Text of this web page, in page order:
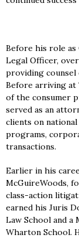
Before his role as
Legal Officer,
providing counsel
Before arriving at
of the consumer
served as an
clients on
programs,
transactions.
Earlier in his
McGuireWoods,
class-action
earned his Juris
Law School and
Wharton School.